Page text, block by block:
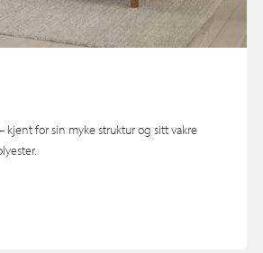
kjent for sin myke struktur og sitt vakre